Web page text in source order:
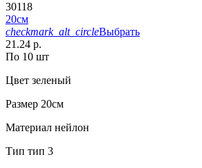
30118
20см
checkmark_alt_circleВыбрать
21.24 р.
По 10 шт
Цвет зеленый
Размер 20см
Материал нейлон
Тип тип 3